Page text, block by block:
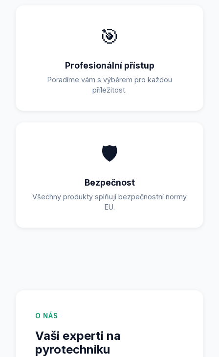
🎯
Profesionální přístup
Poradíme vám s výběrem pro každou
příležitost.
🛡️
Bezpečnost
Všechny produkty splňují bezpečnostní normy
EU.
O NÁS
Vaši experti na
pyrotechniku